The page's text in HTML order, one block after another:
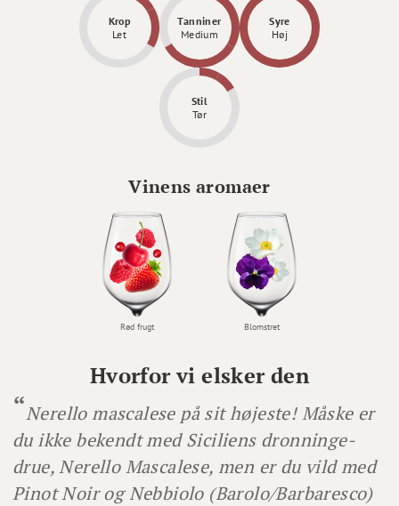
Hvorfor vi elsker den
Nerello mascalese på sit højeste! Måske er
du ikke bekendt med Siciliens dronninge-
drue, Nerello Mascalese, men er du vild med
Pinot Noir og Nebbiolo (Barolo/Barbaresco)
Krop
Let
Tanniner
Medium
Syre
Høj
Stil
Tør
Vinens aromaer
Rød frugt Blomstret